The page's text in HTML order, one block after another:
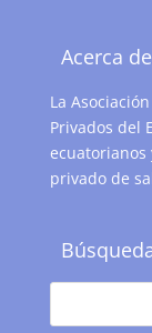
Acerca
La
Privados del
privado de